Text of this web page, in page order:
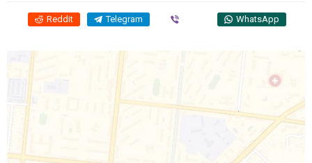
Reddit Telegram WhatsApp